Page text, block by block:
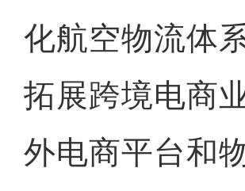
化航空物流体
拓展跨境电商
外电商平台和